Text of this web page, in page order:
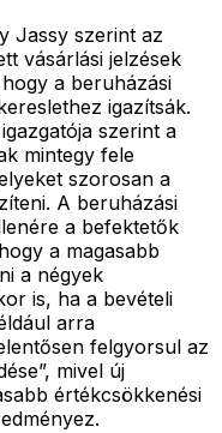
Jassy szerint az
vásárlási jelzések
a beruházási
igazítsák.
szerint a
mintegy fele
szorosan a
A beruházási
a befektetők
a magasabb
a négyek
is, ha a bevételi
arra
felgyorsul az
mivel új
értékcsökkenési